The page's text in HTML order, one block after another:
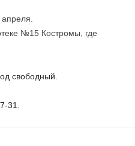
№15 Костромы, где
свободный.
31.